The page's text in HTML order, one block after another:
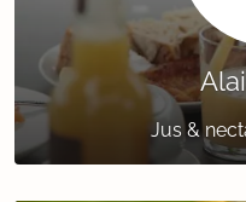
Jus &